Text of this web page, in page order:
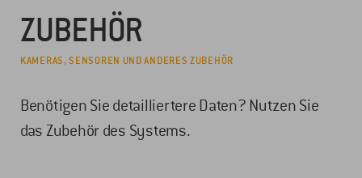
ZUBEHÖR
KAMERAS, SENSOREN UND ANDERES ZUBEHÖR
Benötigen Sie detailliertere Daten? Nutzen Sie
das Zubehör des Systems.